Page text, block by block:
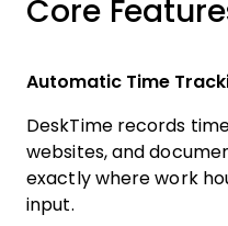
Core
Automatic Time
DeskTime records
websites, and
exactly where work
input.